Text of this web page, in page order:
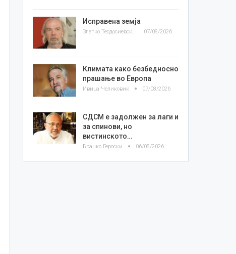
Исправена земја
Златко Теодосиевски 07/08/2026
Климата како безбедносно
прашање во Европа
Ивица Челиковиќ 07/08/2026
СДСМ е задолжен за лаги и
за спинови, но
вистинското…
Бранко Героски 06/08/2026